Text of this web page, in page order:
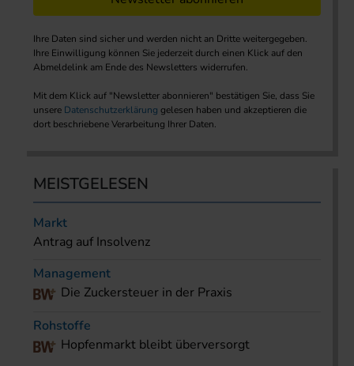
Ihre Daten sind sicher und werden nicht an Dritte weitergegeben.
Ihre Einwilligung können Sie jederzeit durch einen Klick auf den
Abmeldelink am Ende des Newsletters widerrufen.
Mit dem Klick auf "Newsletter abonnieren" bestätigen Sie, dass Sie
unsere Datenschutzerklärung gelesen haben und akzeptieren die
dort beschriebene Verarbeitung Ihrer Daten.
MEISTGELESEN
Markt
Antrag auf Insolvenz
Management
Die Zuckersteuer in der Praxis
Rohstoffe
Hopfenmarkt bleibt überversorgt